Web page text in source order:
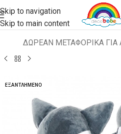
Skip to navigation
Skip to main content
ΔΩΡΕΑΝ ΜΕΤΑΦΟΡΙΚΑ ΓΙΑ
Αρχική σελίδα ΠΑΙΔΙΚΑ
ΕΞΑΝΤΛΗΜΈΝΟ